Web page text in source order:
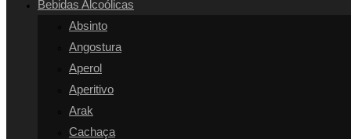
Bebidas Alcoólicas
Absinto
Angostura
Aperol
Aperitivo
Arak
Cachaça